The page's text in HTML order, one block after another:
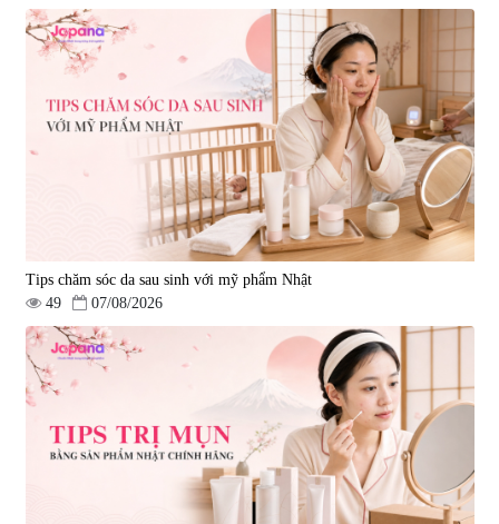
Tips chăm sóc da sau sinh với mỹ phẩm Nhật
49
07/08/2026